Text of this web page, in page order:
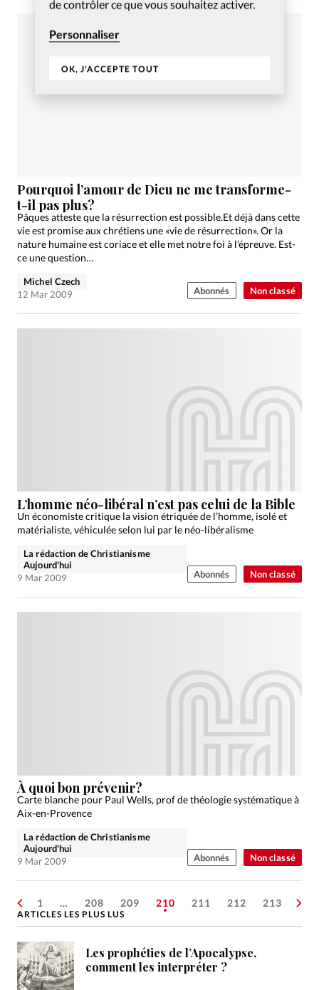
de contrôler ce que vous souhaitez activer.
Personnaliser
OK, J'ACCEPTE TOUT
Non classé
Pourquoi l’amour de Dieu ne me transforme-
t-il pas plus?
Pâques atteste que la résurrection est possible.Et déjà dans cette
vie est promise aux chrétiens une «vie de résurrection». Or la
nature humaine est coriace et elle met notre foi à l’épreuve. Est-
ce une question…
Michel Czech
12 Mar 2009
Abonnés
Non classé
L’homme néo-libéral n’est pas celui de la Bible
Un économiste critique la vision étriquée de l’homme, isolé et
matérialiste, véhiculée selon lui par le néo-libéralisme
La rédaction de Christianisme
Aujourd'hui
9 Mar 2009
Abonnés
Non classé
À quoi bon prévenir?
Carte blanche pour Paul Wells, prof de théologie systématique à
Aix-en-Provence
La rédaction de Christianisme
Aujourd'hui
9 Mar 2009
Abonnés
1 … 208 209 210 211 212 213
ARTICLES LES PLUS LUS
Les prophéties de l’Apocalypse,
comment les interpréter ?